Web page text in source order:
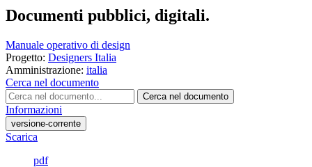
Documenti pubblici, digitali.
Manuale operativo di design
Progetto: Designers Italia
Amministrazione: italia
Cerca nel documento
Cerca nel documento
Informazioni
versione-corrente
Scarica
pdf